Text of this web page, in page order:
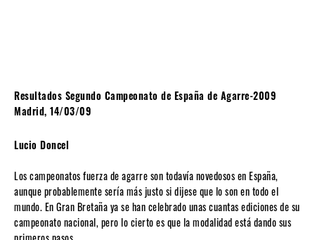
Resultados Segundo Campeonato de España de Agarre-2009
Madrid, 14/03/09
Lucio Doncel
Los campeonatos fuerza de agarre son todavía novedosos en España,
aunque probablemente sería más justo si dijese que lo son en todo el
mundo. En Gran Bretaña ya se han celebrado unas cuantas ediciones de su
campeonato nacional, pero lo cierto es que la modalidad está dando sus